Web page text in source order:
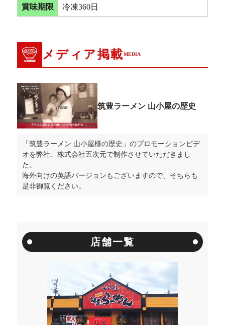
賞味期限 冷凍360日
メディア掲載MEDIA
筑豊ラーメン 山小屋の歴史
「筑豊ラーメン 山小屋様の歴史」のプロモーションビデ
オを弊社、株式会社五次元で制作させていただきまし
た。
海外向けの英語バージョンもございますので、そちらも
是非御覧ください。
店舗一覧